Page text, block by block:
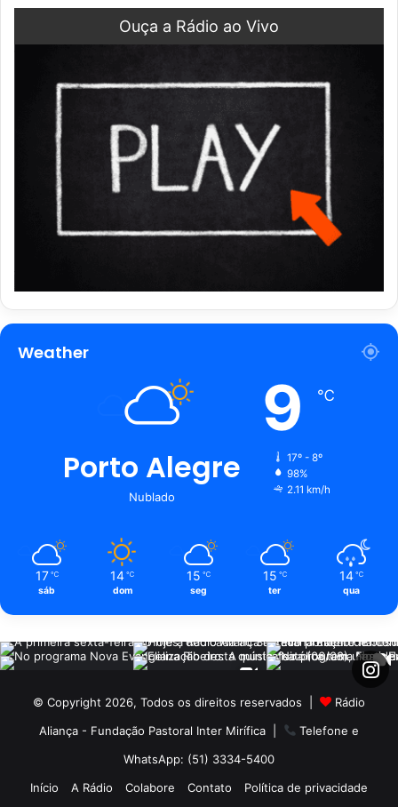
Ouça a Rádio ao Vivo
Weather
Porto Alegre
Nublado
9 ℃
17º - 8º
98%
2.11 km/h
17 ℃
sáb
14 ℃
dom
15 ℃
seg
15 ℃
ter
14 ℃
qua
© Copyright 2026, Todos os direitos reservados |
Rádio
Aliança - Fundação Pastoral Inter Mirífica|
Telefone e
WhatsApp: (51) 3334-5400
Início
A Rádio Colabore Contato Política de privacidade